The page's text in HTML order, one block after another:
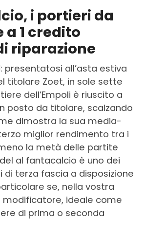
i portieri da
a 1 credito
riparazione
: presentatosi all’asta estiva
titolare Zoet, in sole sette
dell’Empoli è riuscito a
posto da titolare, scalzando
dimostra la sua media-
miglior rendimento tra i
la metà delle partite
al fantacalcio è uno dei
di terza fascia a disposizione
se, nella vostra
modificatore, ideale come
di prima o seconda